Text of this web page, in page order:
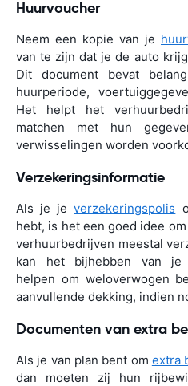
Huurvoucher
Neem een kopie van je
van te zijn dat je de auto
Dit document bevat
huurperiode,
Het helpt het
matchen met hun
verwisselingen worden
Verzekeringsinformatie
Als je jeverzekeringspolis
hebt, is het een goed idee
verhuurbedrijven meestal
kan het bijhebben van je
helpen om weloverwogen
aanvullende dekking, indien
Documenten van extra
Als je van plan bent om extra
dan moeten zij hun